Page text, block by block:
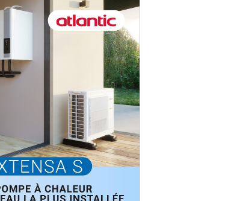
Gree
Hitachi
Saunier Duval